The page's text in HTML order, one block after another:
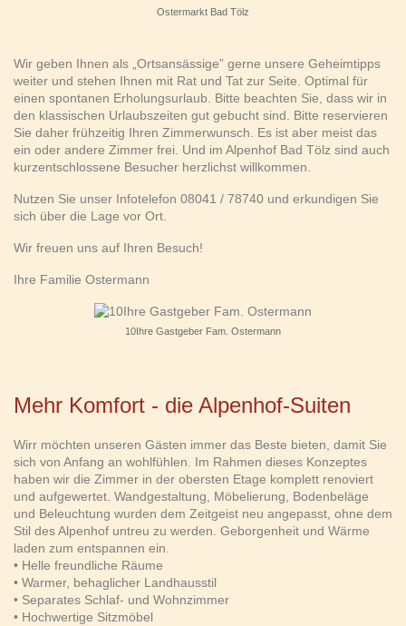
Ostermarkt Bad Tölz
Wir geben Ihnen als „Ortsansässige” gerne unsere Geheimtipps
weiter und stehen Ihnen mit Rat und Tat zur Seite. Optimal für
einen spontanen Erholungsurlaub. Bitte beachten Sie, dass wir in
den klassischen Urlaubszeiten gut gebucht sind. Bitte reservieren
Sie daher frühzeitig Ihren Zimmerwunsch. Es ist aber meist das
ein oder andere Zimmer frei. Und im Alpenhof Bad Tölz sind auch
kurzentschlossene Besucher herzlichst willkommen.
Nutzen Sie unser Infotelefon 08041 / 78740 und erkundigen Sie
sich über die Lage vor Ort.
Wir freuen uns auf Ihren Besuch!
Ihre Familie Ostermann
10Ihre Gastgeber Fam. Ostermann
Mehr Komfort - die Alpenhof-Suiten
Wirr möchten unseren Gästen immer das Beste bieten, damit Sie
sich von Anfang an wohlfühlen. Im Rahmen dieses Konzeptes
haben wir die Zimmer in der obersten Etage komplett renoviert
und aufgewertet. Wandgestaltung, Möbelierung, Bodenbeläge
und Beleuchtung wurden dem Zeitgeist neu angepasst, ohne dem
Stil des Alpenhof untreu zu werden. Geborgenheit und Wärme
laden zum entspannen ein.
• Helle freundliche Räume
• Warmer, behaglicher Landhausstil
• Separates Schlaf- und Wohnzimmer
• Hochwertige Sitzmöbel